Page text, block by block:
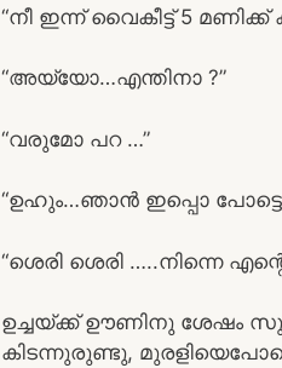
“നീ ഇന്ന് വൈകീട്ട് 5
“അയ്യോ…എന്തിനാ ?”
“വരുമോ പറ …”
“ഉഹും…ഞാൻ ഇപ്പൊ പോട്ടെ
“ശെരി ശെരി …..നിന്നെ
ഉച്ചയ്ക്ക് ഊണിനു ശേഷം
കിടന്നുരുണ്ടു,